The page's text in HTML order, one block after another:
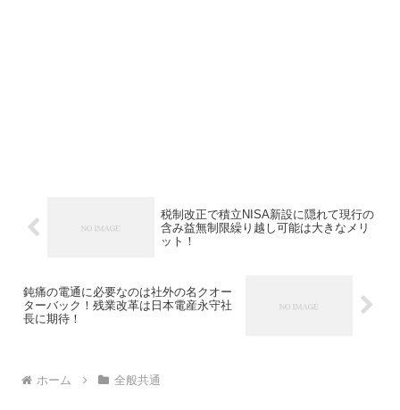
税制改正で積立NISA新設に隠れて現行の
含み益無制限繰り越し可能は大きなメリ
ット！
鈍痛の電通に必要なのは社外の名クオー
ターバック！残業改革は日本電産永守社
長に期待！
ホーム 全般共通